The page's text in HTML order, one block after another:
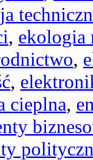
, ekologia
,
,
cieplna,